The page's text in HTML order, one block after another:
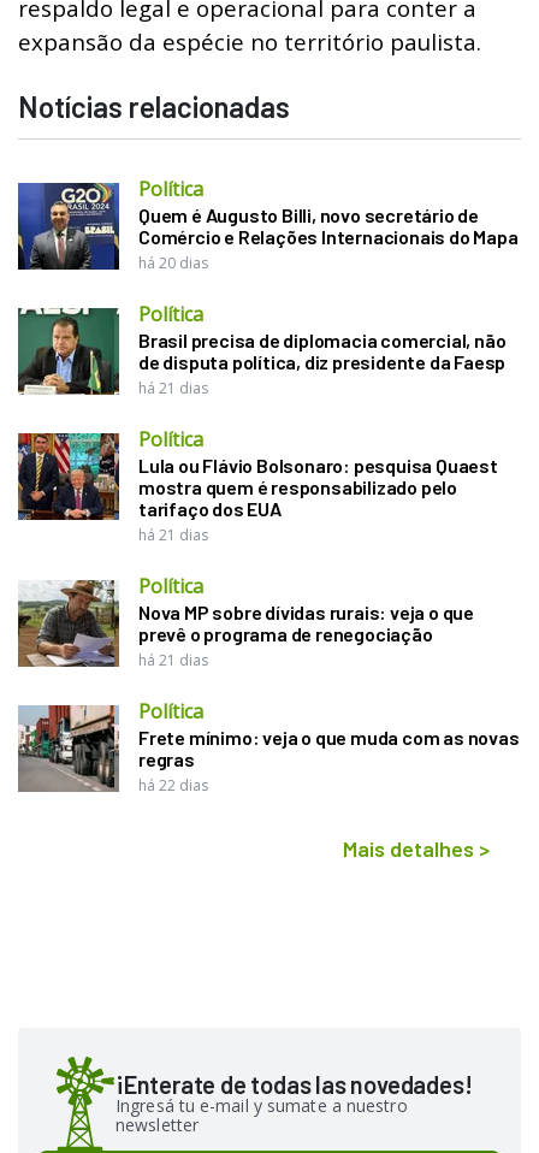
respaldo legal e operacional para conter a
expansão da espécie no território paulista.
Notícias relacionadas
Política
Quem é Augusto Billi, novo secretário de
Comércio e Relações Internacionais do Mapa
há 20 dias
Política
Brasil precisa de diplomacia comercial, não
de disputa política, diz presidente da Faesp
há 21 dias
Política
Lula ou Flávio Bolsonaro: pesquisa Quaest
mostra quem é responsabilizado pelo
tarifaço dos EUA
há 21 dias
Política
Nova MP sobre dívidas rurais: veja o que
prevê o programa de renegociação
há 21 dias
Política
Frete mínimo: veja o que muda com as novas
regras
há 22 dias
Mais detalhes >
¡Enterate de todas las novedades!
Ingresá tu e-mail y sumate a nuestro
newsletter